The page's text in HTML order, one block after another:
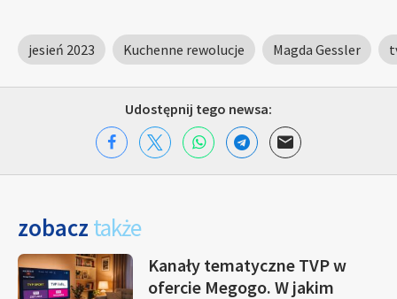
jesień 2023 Kuchenne rewolucje Magda Gessler
Udostępnij tego newsa:
zobacz także
Kanały tematyczne TVP w
ofercie Megogo. W jakim